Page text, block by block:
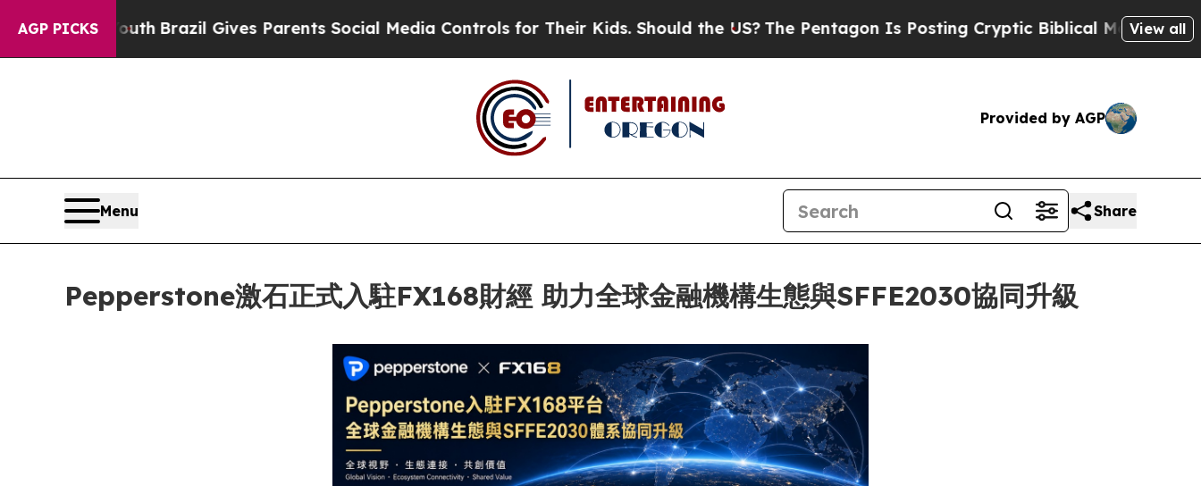
AGP PICKS
to Youth Brazil Gives Parents Social Media Controls for Their Kids. Should the US?The Pentagon Is Posting Cryptic Biblical Messages onView all
Provided by AGP
Menu Share
Pepperstone激石正式入駐FX168財經 助力全球金融機構生態與SFFE2030協同升級